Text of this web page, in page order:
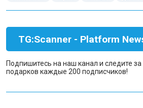
TG:Scanner - Platform
Подпишитесь на наш канал и следите
подарков каждые 200 подписчиков!